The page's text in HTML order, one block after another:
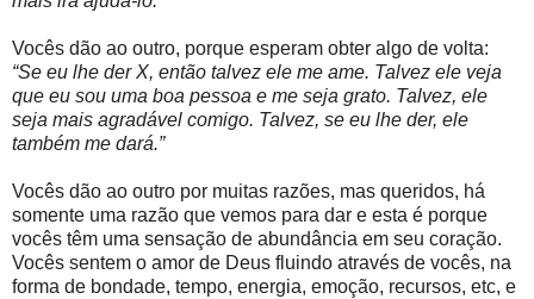
Vocês dão ao outro, porque esperam obter algo de volta:
“Se eu lhe der X, então talvez ele me ame. Talvez ele veja
que eu sou uma boa pessoa e me seja grato. Talvez, ele
seja mais agradável comigo. Talvez, se eu lhe der, ele
também me dará.”
Vocês dão ao outro por muitas razões, mas queridos, há
somente uma razão que vemos para dar e esta é porque
vocês têm uma sensação de abundância em seu coração.
Vocês sentem o amor de Deus fluindo através de vocês, na
forma de bondade, tempo, energia, emoção, recursos, etc, e